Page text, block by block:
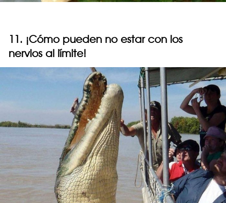
11. ¡Cómo pueden no estar con los
nervios al límite!